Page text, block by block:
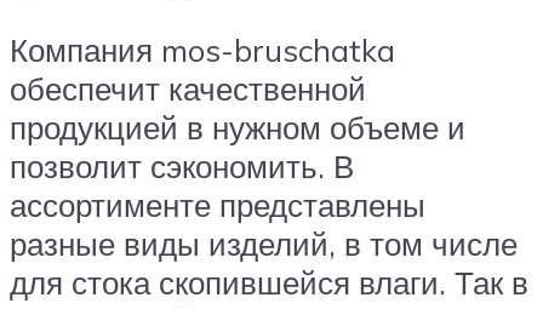
Компания mos-bruschatka
обеспечит качественной
продукцией в нужном объеме и
позволит сэкономить. В
ассортименте представлены
разные виды изделий, в том числе
для стока скопившейся влаги. Так в